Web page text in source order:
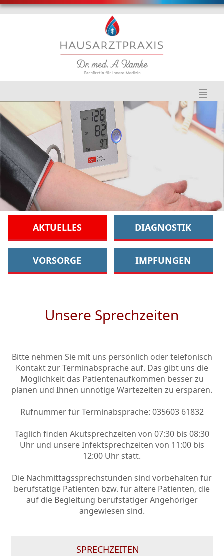
AKTUELLES DIAGNOSTIK
VORSORGE IMPFUNGEN
Unsere Sprechzeiten
Bitte nehmen Sie mit uns persönlich oder telefonisch
Kontakt zur Terminabsprache auf. Das gibt uns die
Möglichkeit das Patientenaufkommen besser zu
planen und Ihnen unnötige Wartezeiten zu ersparen.
Rufnummer für Terminabsprache: 035603 61832
Täglich finden Akutsprechzeiten von 07:30 bis 08:30
Uhr und unsere Infektsprechzeiten von 11:00 bis
12:00 Uhr statt.
Die Nachmittagssprechstunden sind vorbehalten für
berufstätige Patienten bzw. für ältere Patienten, die
auf die Begleitung berufstätiger Angehöriger
angewiesen sind.
SPRECHZEITEN